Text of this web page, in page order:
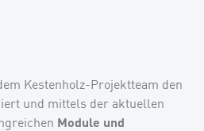
Kestenholz-Projektteam den
und mittels der aktuellen
Module und